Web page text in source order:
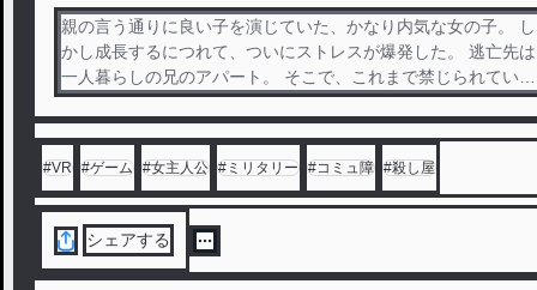
親の言う通りに良い子を演じていた、かなり内気な女の子。 し
かし成長するにつれて、ついにストレスが爆発した。 逃亡先は
一人暮らしの兄のアパート。 そこで、これまで禁じられていた
娯楽の世界に飛び込んだ結果……ある種の才能が開花した。
ゲームの世界でなら、全てのリミッターを解除出来る才能持
と、キャラクターの『感覚』に自らを染められる。 これに気付
いた兄は、務めている会社のゲームのテストプレイを妹、“白
川 夢月”に度々お願いするのであった。 その結果見事にゲー
狂いとして成長した夢月に、兄から新しいアルバイトして頼ま
れたのが……。 『ガンサバイブオンライン』と言う名の、VRガ
#VR #ゲーム #女主人公 # ミリタリー #コミュ障 #殺し屋
シェアする